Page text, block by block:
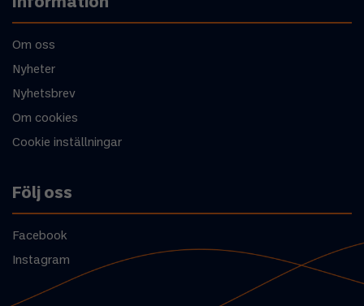
Om oss
Nyheter
Nyhetsbrev
Om cookies
Cookie inställningar
Följ oss
Facebook
Instagram